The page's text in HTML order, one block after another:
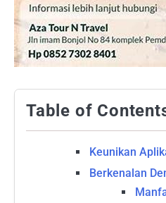
Table of
Keunikan
Berkenalan